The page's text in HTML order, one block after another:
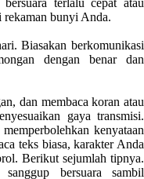
terlalu cepat atau
rekaman bunyi Anda.
Biasakan berkomunikasi
dengan benar dan
dan membaca koran atau
gaya transmisi.
kenyataan
teks biasa, karakter Anda
Berikut sejumlah tipnya.
bersuara sambil